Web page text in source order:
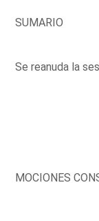
SUMARIO
Se reanuda la
MOCIONES